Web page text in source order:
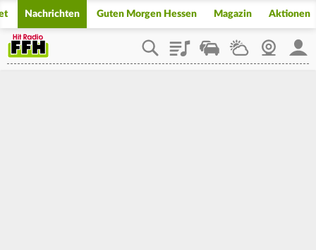
Nachrichten Guten Morgen Hessen Magazin Aktionen
PlaylistStaupilotWetterWebcam